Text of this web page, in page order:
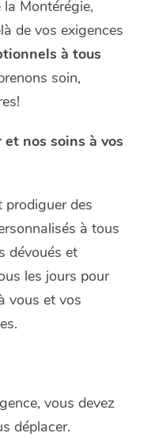
Montérégie,
de vos exigences
à tous
soin,
nos soins à vos
prodiguer des
à tous
dévoués et
les jours pour
vous et vos
vous devez
déplacer.